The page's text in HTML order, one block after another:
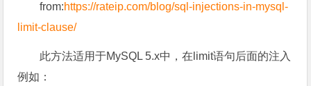
from:https://rateip.com/blog/sql-injections-in-mysql-
limit-clause/
此方法适用于MySQL 5.x中，在limit语句后面的注入
例如：